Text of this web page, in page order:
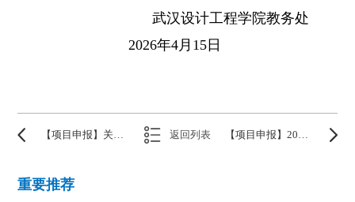
武汉设计工程学院教务处
2026年4月15日
【项目申报】关于组织申报2026年度湖北省高等教育学会科研课题的通知 返回列表 【项目申报】2026年湖北省教育科学规划重大课题招标公告
重要推荐